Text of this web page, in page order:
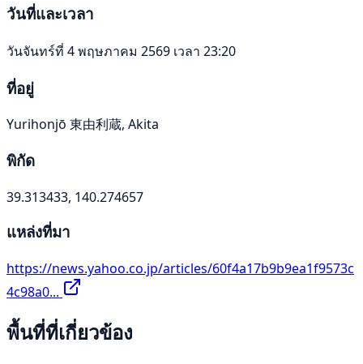
วันที่และเวลา
วันจันทร์ที่ 4 พฤษภาคม 2569 เวลา 23:20
ที่อยู่
Yurihonjō 東由利蔵, Akita
พิกัด
39.313433, 140.274657
แหล่งที่มา
https://news.yahoo.co.jp/articles/60f4a17b9b9ea1f9573c
4c98a0...
พื้นที่ที่เกี่ยวข้อง